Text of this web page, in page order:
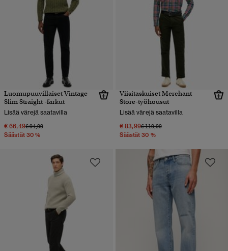
Luomupuuvillaiset Vintage
Slim Straight -farkut
Lisää värejä saatavilla
€ 66,49Hinta alennettu hinnasta
€ 94,99hintaan
Säästät 30 %
Viisitaskuiset Merchant
Store-työhousut
Lisää värejä saatavilla
€ 83,99Hinta alennettu hinnasta
€ 119,99hintaan
Säästät 30 %